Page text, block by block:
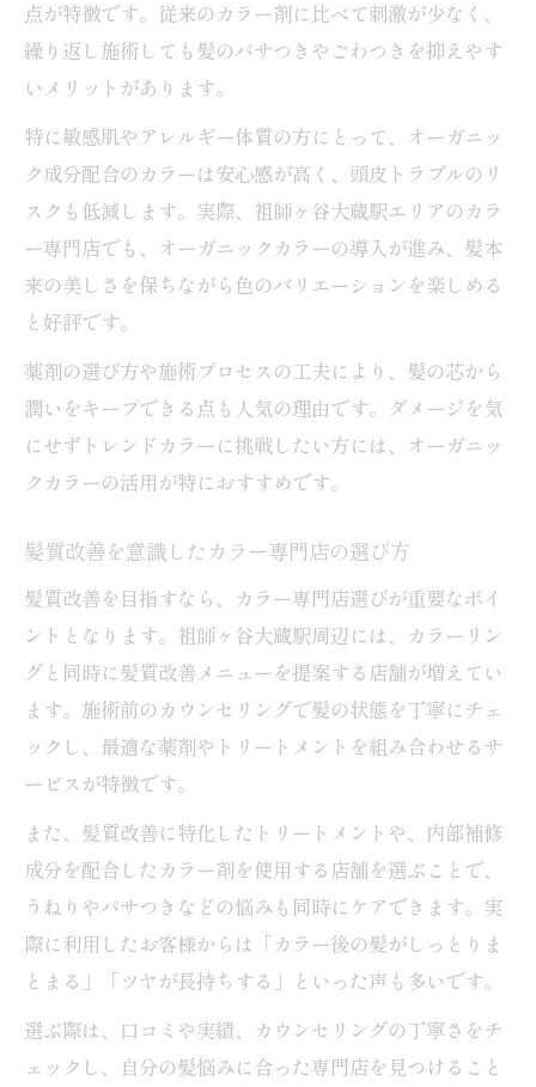
点が特徴です。従来のカラー剤に比べて刺激が少なく、
繰り返し施術しても髪のパサつきやごわつきを抑えやす
いメリットがあります。
特に敏感肌やアレルギー体質の方にとって、オーガニッ
ク成分配合のカラーは安心感が高く、頭皮トラブルのリ
スクも低減します。実際、祖師ヶ谷大蔵駅エリアのカラ
ー専門店でも、オーガニックカラーの導入が進み、髪本
来の美しさを保ちながら色のバリエーションを楽しめる
と好評です。
薬剤の選び方や施術プロセスの工夫により、髪の芯から
潤いをキープできる点も人気の理由です。ダメージを気
にせずトレンドカラーに挑戦したい方には、オーガニッ
クカラーの活用が特におすすめです。
髪質改善を意識したカラー専門店の選び方
髪質改善を目指すなら、カラー専門店選びが重要なポイ
ントとなります。祖師ヶ谷大蔵駅周辺には、カラーリン
グと同時に髪質改善メニューを提案する店舗が増えてい
ます。施術前のカウンセリングで髪の状態を丁寧にチェ
ックし、最適な薬剤やトリートメントを組み合わせるサ
ービスが特徴です。
また、髪質改善に特化したトリートメントや、内部補修
成分を配合したカラー剤を使用する店舗を選ぶことで、
うねりやパサつきなどの悩みも同時にケアできます。実
際に利用したお客様からは「カラー後の髪がしっとりま
とまる」「ツヤが長持ちする」といった声も多いです。
選ぶ際は、口コミや実績、カウンセリングの丁寧さをチ
ェックし、自分の髪悩みに合った専門店を見つけること